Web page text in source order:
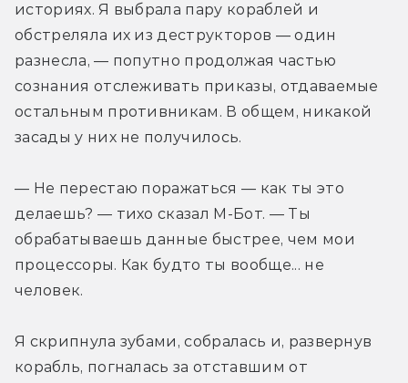
историях. Я выбрала пару кораблей и
обстреляла их из деструкторов — один
разнесла, — попутно продолжая частью
сознания отслеживать приказы, отдаваемые
остальным противникам. В общем, никакой
засады у них не получилось.
— Не перестаю поражаться — как ты это
делаешь? — тихо сказал М-Бот. — Ты
обрабатываешь данные быстрее, чем мои
процессоры. Как будто ты вообще... не
человек.
Я скрипнула зубами, собралась и, развернув
корабль, погналась за отставшим от